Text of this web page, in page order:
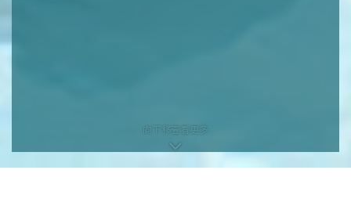
向下移查看更多
向下移查看更多